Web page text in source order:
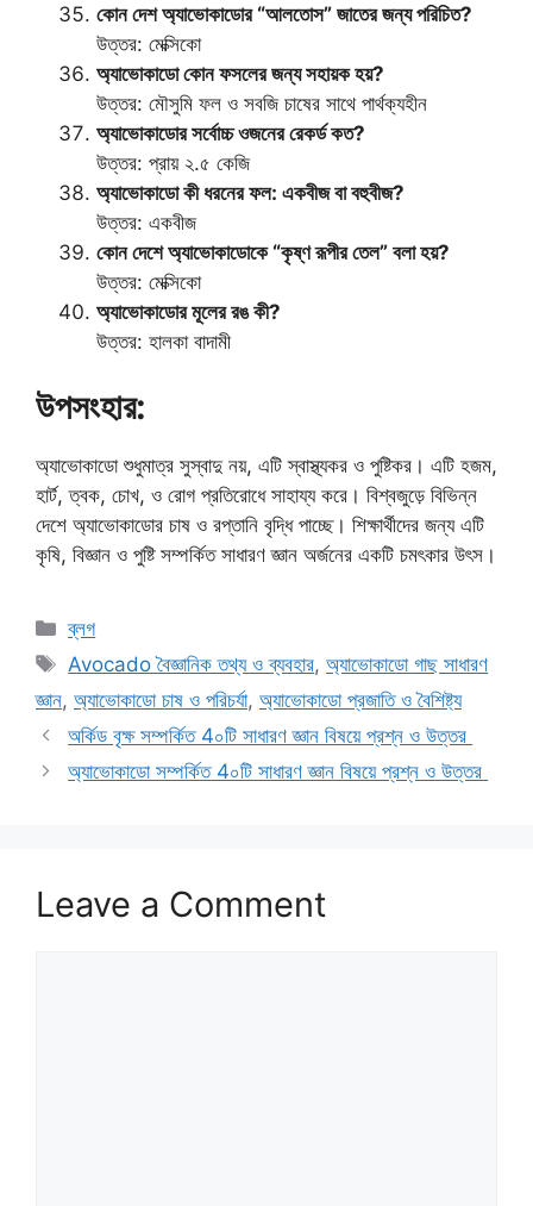
কোন দেশ অ্যাভোকাডোর “আলতোস” জাতের জন্য পরিচিত?
উত্তর: মেক্সিকো
অ্যাভোকাডো কোন ফসলের জন্য সহায়ক হয়?
উত্তর: মৌসুমি ফল ও সবজি চাষের সাথে পার্থক্যহীন
অ্যাভোকাডোর সর্বোচ্চ ওজনের রেকর্ড কত?
উত্তর: প্রায় ২.৫ কেজি
অ্যাভোকাডো কী ধরনের ফল: একবীজ বা বহুবীজ?
উত্তর: একবীজ
কোন দেশে অ্যাভোকাডোকে “কৃষ্ণ রূপীর তেল” বলা হয়?
উত্তর: মেক্সিকো
অ্যাভোকাডোর মূলের রঙ কী?
উত্তর: হালকা বাদামী
উপসংহার:
অ্যাভোকাডো শুধুমাত্র সুস্বাদু নয়, এটি স্বাস্থ্যকর ও পুষ্টিকর। এটি হজম,
হার্ট, ত্বক, চোখ, ও রোগ প্রতিরোধে সাহায্য করে। বিশ্বজুড়ে বিভিন্ন
দেশে অ্যাভোকাডোর চাষ ও রপ্তানি বৃদ্ধি পাচ্ছে। শিক্ষার্থীদের জন্য এটি
কৃষি, বিজ্ঞান ও পুষ্টি সম্পর্কিত সাধারণ জ্ঞান অর্জনের একটি চমৎকার উৎস।
Categories
ব্লগ
Tags
Avocado বৈজ্ঞানিক তথ্য ও ব্যবহার,অ্যাভোকাডো গাছ সাধারণ
জ্ঞান, অ্যাভোকাডো চাষ ও পরিচর্যা, অ্যাভোকাডো প্রজাতি ও বৈশিষ্ট্য
অর্কিড বৃক্ষ সম্পর্কিত 4০টি সাধারণ জ্ঞান বিষয়ে প্রশ্ন ও উত্তর
অ্যাভোকাডো সম্পর্কিত 4০টি সাধারণ জ্ঞান বিষয়ে প্রশ্ন ও উত্তর
Leave a Comment